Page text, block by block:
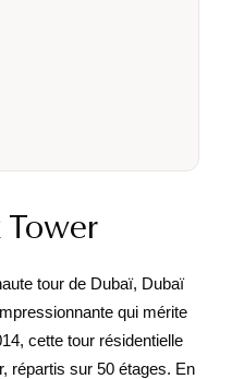
tour de Dubaï, Dubaï
qui mérite
cette tour résidentielle
répartis sur 50 étages. En